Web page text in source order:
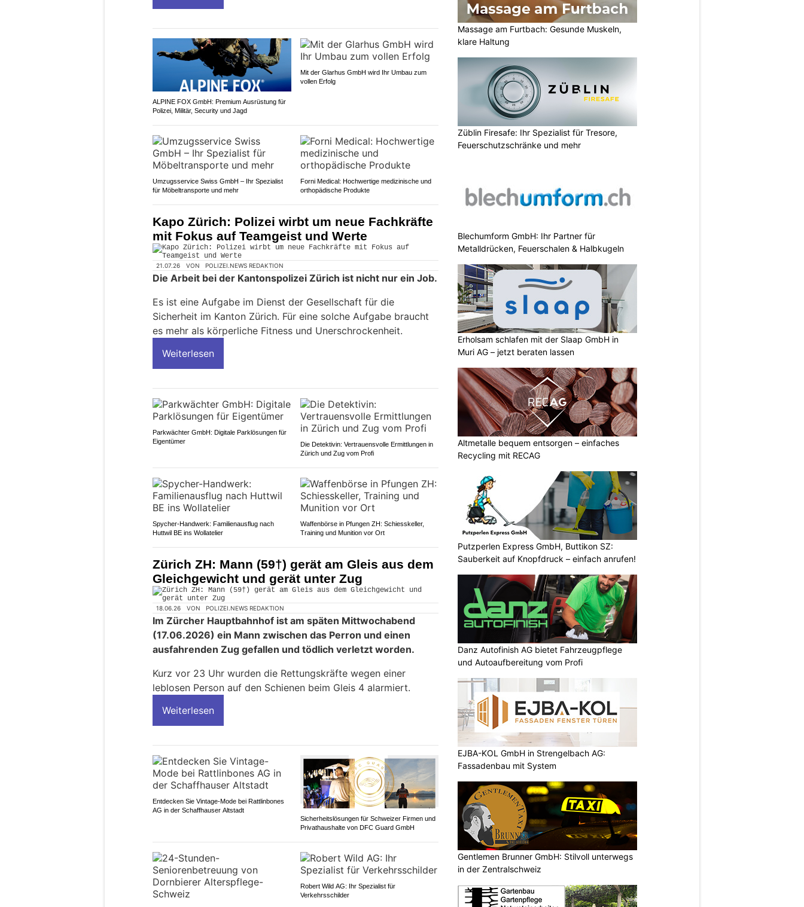
ALPINE FOX GmbH: Premium Ausrüstung für
Polizei, Militär, Security und Jagd
Mit der Glarhus GmbH wird Ihr Umbau zum
vollen Erfolg
Umzugsservice Swiss GmbH – Ihr Spezialist
für Möbeltransporte und mehr
Forni Medical: Hochwertige medizinische und
orthopädische Produkte
Kapo Zürich: Polizei wirbt um neue Fachkräfte
mit Fokus auf Teamgeist und Werte
21.07.26 VON POLIZEI.NEWS REDAKTION
Die Arbeit bei der Kantonspolizei Zürich ist nicht nur ein Job.
Es ist eine Aufgabe im Dienst der Gesellschaft für die
Sicherheit im Kanton Zürich. Für eine solche Aufgabe braucht
es mehr als körperliche Fitness und Unerschrockenheit.
Weiterlesen
Parkwächter GmbH: Digitale Parklösungen für
Eigentümer
Die Detektivin: Vertrauensvolle Ermittlungen in
Zürich und Zug vom Profi
Spycher-Handwerk: Familienausflug nach
Huttwil BE ins Wollatelier
Waffenbörse in Pfungen ZH: Schiesskeller,
Training und Munition vor Ort
Zürich ZH: Mann (59†) gerät am Gleis aus dem
Gleichgewicht und gerät unter Zug
18.06.26 VON POLIZEI.NEWS REDAKTION
Im Zürcher Hauptbahnhof ist am späten Mittwochabend
(17.06.2026) ein Mann zwischen das Perron und einen
ausfahrenden Zug gefallen und tödlich verletzt worden.
Kurz vor 23 Uhr wurden die Rettungskräfte wegen einer
leblosen Person auf den Schienen beim Gleis 4 alarmiert.
Weiterlesen
Entdecken Sie Vintage-Mode bei Rattlinbones
AG in der Schaffhauser Altstadt
Sicherheitslösungen für Schweizer Firmen und
Privathaushalte von DFC Guard GmbH
Robert Wild AG: Ihr Spezialist für
Verkehrsschilder
Massage am Furtbach: Gesunde Muskeln,
klare Haltung
Züblin Firesafe: Ihr Spezialist für Tresore,
Feuerschutzschränke und mehr
Blechumform GmbH: Ihr Partner für
Metalldrücken, Feuerschalen & Halbkugeln
Erholsam schlafen mit der Slaap GmbH in
Muri AG – jetzt beraten lassen
Altmetalle bequem entsorgen – einfaches
Recycling mit RECAG
Putzperlen Express GmbH, Buttikon SZ:
Sauberkeit auf Knopfdruck – einfach anrufen!
Danz Autofinish AG bietet Fahrzeugpflege
und Autoaufbereitung vom Profi
EJBA-KOL GmbH in Strengelbach AG:
Fassadenbau mit System
Gentlemen Brunner GmbH: Stilvoll unterwegs
in der Zentralschweiz